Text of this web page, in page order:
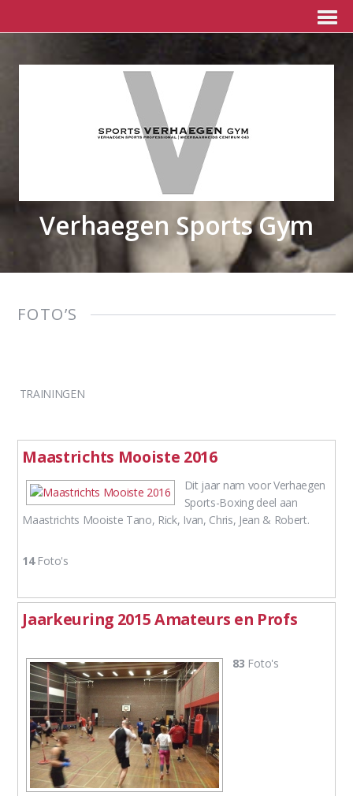
Verhaegen Sports Gym
FOTO’S
TRAININGEN
Maastrichts Mooiste 2016
Dit jaar nam voor Verhaegen
Sports-Boxing deel aan
Maastrichts Mooiste Tano, Rick, Ivan, Chris, Jean & Robert.
14Foto's
Jaarkeuring 2015 Amateurs en Profs
83 Foto's